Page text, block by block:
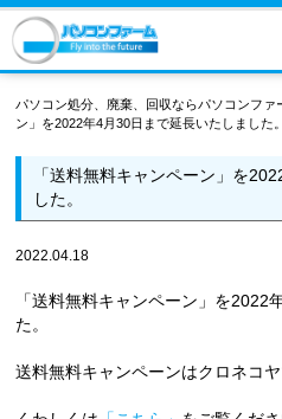
パソコン処分、廃棄、回収ならパソコンフ
ン」を2022年4月30日まで延長いたしました。
「送料無料キャンペーン」を
した。
2022.04.18
「送料無料キャンペーン」を2022
た。
送料無料キャンペーンはクロネコ